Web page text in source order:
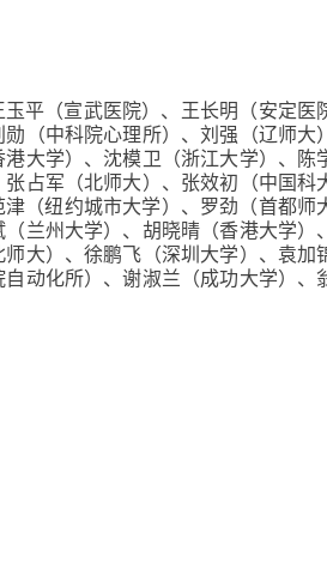
平（宣武医院）、王长明（安定医
（中科院心理所）、刘强（辽师大
大学）、沈模卫（浙江大学）、陈
占军（北师大）、张效初（中国科
（纽约城市大学）、罗劲（首都师
兰州大学）、胡晓晴（香港大学）
大）、徐鹏飞（深圳大学）、袁加
动化所）、谢淑兰（成功大学）、